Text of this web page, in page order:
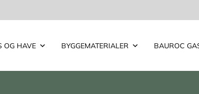
OG HAVE BYGGEMATERIALER BAUROC